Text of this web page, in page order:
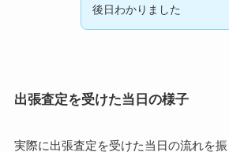
後日わかりました
出張査定を受けた当日の様子
実際に出張査定を受けた当日の流れを